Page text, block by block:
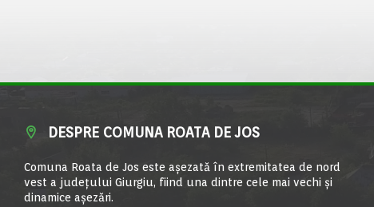
DESPRE COMUNA ROATA DE JOS
Comuna Roata de Jos este aşezată în extremitatea de nord
vest a judeţului Giurgiu, fiind una dintre cele mai vechi şi
dinamice aşezări.